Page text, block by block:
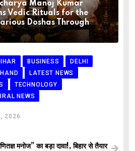
Manoj Kumar
Vedic Rituals for the
Doshas Through
BUSINESS
DELHI
LATEST NEWS
TECHNOLOGY
NEWS
2026
मनोज” का बड़ा दावा!, बिहार से तैयार